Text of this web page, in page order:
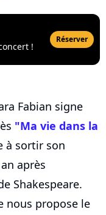
!
Réserver
Fabian signe
"Ma vie dans la
à sortir son
après
Shakespeare.
nous propose le